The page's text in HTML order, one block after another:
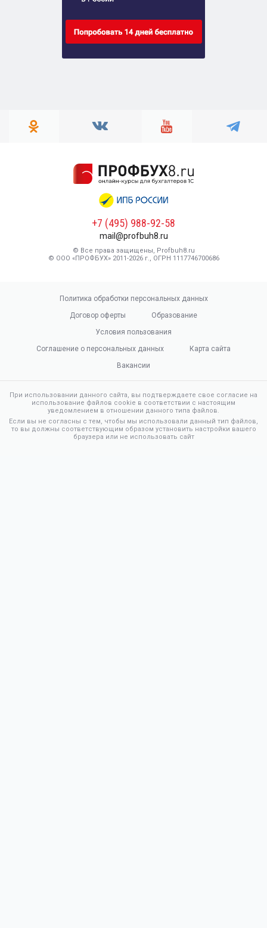
+7 (495) 988-92-58
mail@profbuh8.ru
© Все права защищены, Profbuh8.ru
© ООО «ПРОФБУХ» 2011-2026 г., ОГРН 1117746700686
Политика обработки персональных данных
Договор оферты
Образование
Условия пользования
Соглашение о персональных данных
Карта сайта
Вакансии
При использовании данного сайта, вы подтверждаете свое согласие на
использование файлов cookie в соответствии с настоящим
уведомлением в отношении данного типа файлов.
Если вы не согласны с тем, чтобы мы использовали данный тип файлов,
то вы должны соответствующим образом установить настройки вашего
браузера или не использовать сайт